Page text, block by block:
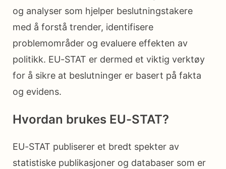
og analyser som hjelper beslutningstakere
med å forstå trender, identifisere
problemområder og evaluere effekten av
politikk. EU-STAT er dermed et viktig verktøy
for å sikre at beslutninger er basert på fakta
og evidens.
Hvordan brukes EU-STAT?
EU-STAT publiserer et bredt spekter av
statistiske publikasjoner og databaser som er